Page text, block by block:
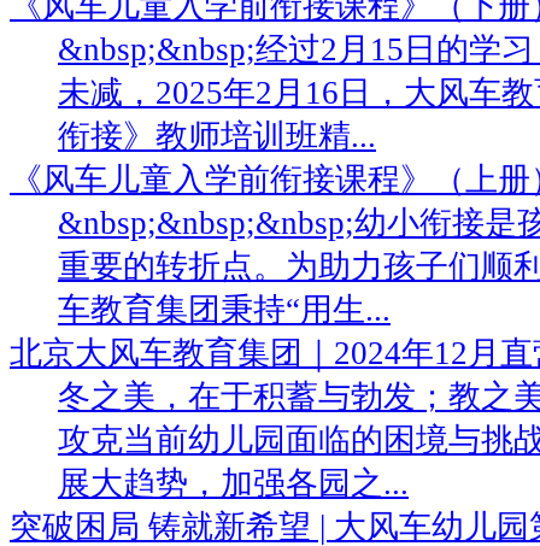
&nbsp;&nbsp;经过2月15日的学
未减，2025年2月16日，大风车
衔接》教师培训班精...
《风车儿童入学前衔接课程》（上
&nbsp;&nbsp;&nbsp;幼小衔接是
重要的转折点。为助力孩子们顺
车教育集团秉持“用生...
北京大风车教育集团｜2024年12月
冬之美，在于积蓄与勃发；教之
攻克当前幼儿园面临的困境与挑
展大趋势，加强各园之...
突破困局 铸就新希望 | 大风车幼儿